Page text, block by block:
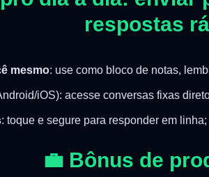
respostas
mesmo: use como bloco de notas,
iOS): acesse conversas fixas
: toque e segure para responder em
💼 Bônus de